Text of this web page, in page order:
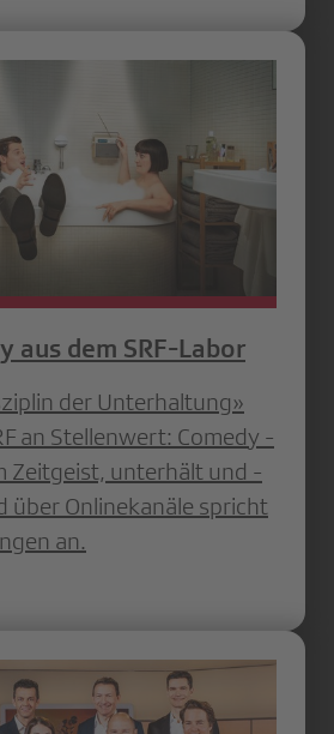
aus dem SRF-Labor
der Unter­haltung»
an ­Stellenwert: Comedy
­Zeitgeist, unterhält und
über ­Onlinekanäle spricht
an.